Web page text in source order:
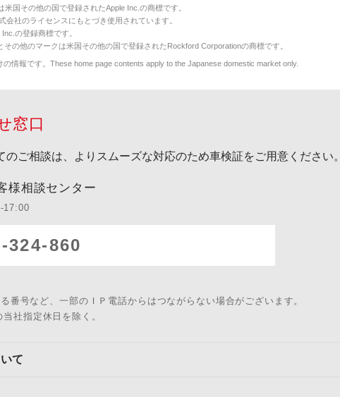
米国その他の国で登録されたApple Inc.の商標です。
会社のライセンスにもとづき使用されています。
の登録商標です。
の他のマークは米国その他の国で登録されたRockford Corporationの商標です。
の情報です。These home page contents apply to the Japanese domestic market only.
窓口
のご相談は、よりスムーズな対応のため車検証をご用意ください。
様相談センター
17:00
324-860
番号など、一部のＩＰ電話からはつながらない場合がございます。
社指定休日を除く。
て